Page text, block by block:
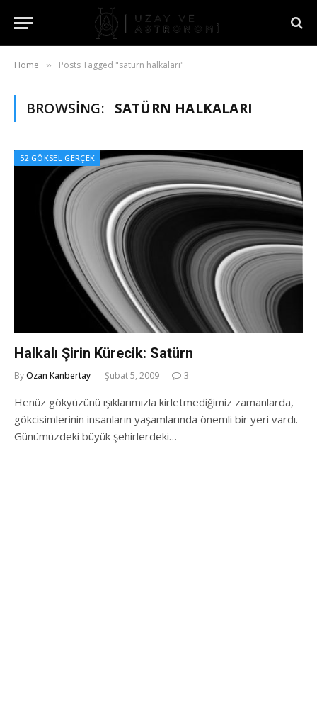
Home » Posts Tagged "satürn halkaları"
BROWSING: SATÜRN HALKALARI
52 GÖKSEL GERÇEK
Halkalı Şirin Kürecik: Satürn
ByOzan Kanbertay Şubat 5, 2009 3
Henüz gökyüzünü ışıklarımızla kirletmediğimiz zamanlarda,
gökcisimlerinin insanların yaşamlarında önemli bir yeri vardı.
Günümüzdeki büyük şehirlerdeki…